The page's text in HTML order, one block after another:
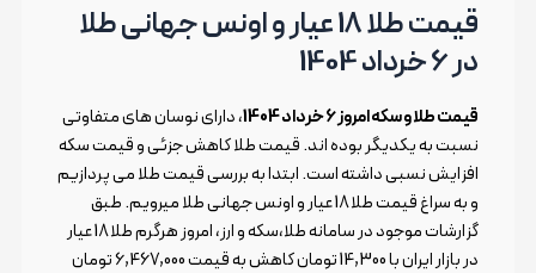
قیمت طلا 18 عیار و اونس جهانی طلا
در 6 خرداد 1404
قیمت طلا و سکه امروز 6 خرداد 1404
، دارای نوسان های متفاوتی
نسبت به یکدیگر بوده اند. قیمت طلا کاهش جزئی و قیمت سکه
افزایش نسبی داشته است. ابتدا به بررسی قیمت طلا می پردازیم
و به سراغ قیمت طلا 18 عیار و اونس جهانی طلا میرویم. طبق
گزارشات موجود در سامانه طلا،سکه و ارز، امروز هرگرم طلا 18 عیار
در بازار ایران با 14,300 تومان کاهش به قیمت 6,467,000 تومان